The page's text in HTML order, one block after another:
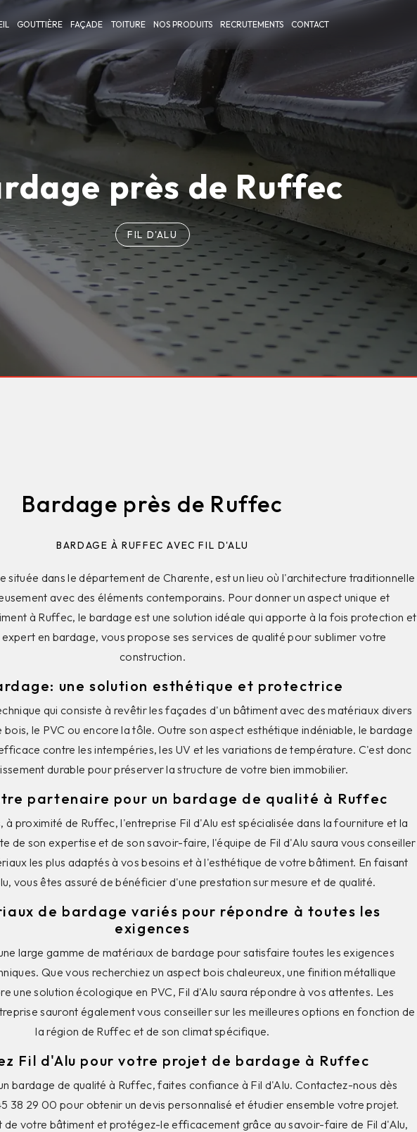
GOUTTIÈRE FAÇADE TOITURE NOS PRODUITS RECRUTEMENTS CONTACT
près de Ruffec
FIL D'ALU
Bardage près de Ruffec
BARDAGE À RUFFEC AVEC FIL D'ALU
située dans le département de Charente, est un lieu où l'architecture traditionnelle
avec des éléments contemporains. Pour donner un aspect unique et
à Ruffec, le bardage est une solution idéale qui apporte à la fois protection et
en bardage, vous propose ses services de qualité pour sublimer votre
construction.
une solution esthétique et protectrice
qui consiste à revêtir les façades d'un bâtiment avec des matériaux divers
bois, le PVC ou encore la tôle. Outre son aspect esthétique indéniable, le bardage
contre les intempéries, les UV et les variations de température. C'est donc
durable pour préserver la structure de votre bien immobilier.
partenaire pour un bardage de qualité à Ruffec
à proximité de Ruffec, l'entreprise Fil d'Alu est spécialisée dans la fourniture et la
de son expertise et de son savoir-faire, l'équipe de Fil d'Alu saura vous conseiller
les plus adaptés à vos besoins et à l'esthétique de votre bâtiment. En faisant
vous êtes assuré de bénéficier d'une prestation sur mesure et de qualité.
de bardage variés pour répondre à toutes les
exigences
large gamme de matériaux de bardage pour satisfaire toutes les exigences
Que vous recherchiez un aspect bois chaleureux, une finition métallique
une solution écologique en PVC, Fil d'Alu saura répondre à vos attentes. Les
sauront également vous conseiller sur les meilleures options en fonction de
la région de Ruffec et de son climat spécifique.
Fil d'Alu pour votre projet de bardage à Ruffec
bardage de qualité à Ruffec, faites confiance à Fil d'Alu. Contactez-nous dès
38 29 00 pour obtenir un devis personnalisé et étudier ensemble votre projet.
de votre bâtiment et protégez-le efficacement grâce au savoir-faire de Fil d'Alu,